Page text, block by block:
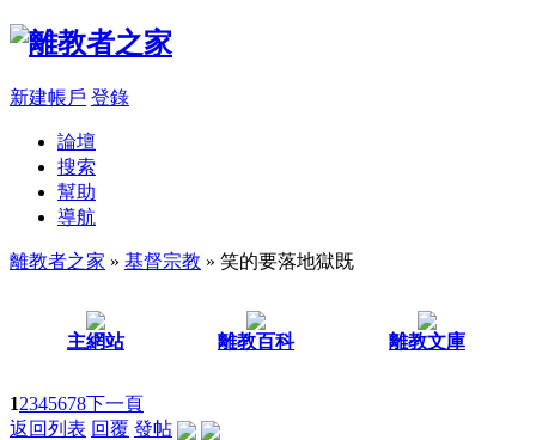
新建帳戶 登錄
論壇
搜索
幫助
導航
離教者之家 » 基督宗教 » 笑的要落地獄既
主網站 離教百科 離教文庫
12345678下一頁
返回列表 回覆 發帖